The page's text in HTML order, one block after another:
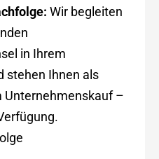
Wir begleiten
in Ihrem
stehen Ihnen als
Unternehmenskauf –